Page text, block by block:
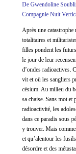
De Gwendoline
Compagnie Nuit
Après une catastrophe
totalitaires et
filles pondent les
le jour de leur
d’ondes radioactives.
vit et où les sangliers
césium. Au milieu du
sa chaise. Sans mot
radioactivité, les
dans ce paradis sous
y trouver. Mais
et qu’alentour les
désordre et des